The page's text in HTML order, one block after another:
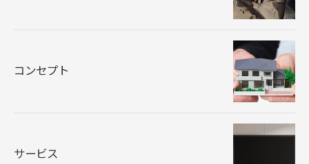
コンセプト
サービス